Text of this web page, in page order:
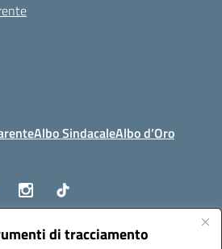
di tracciamento
Albo SindacaleAlbo d’Oro